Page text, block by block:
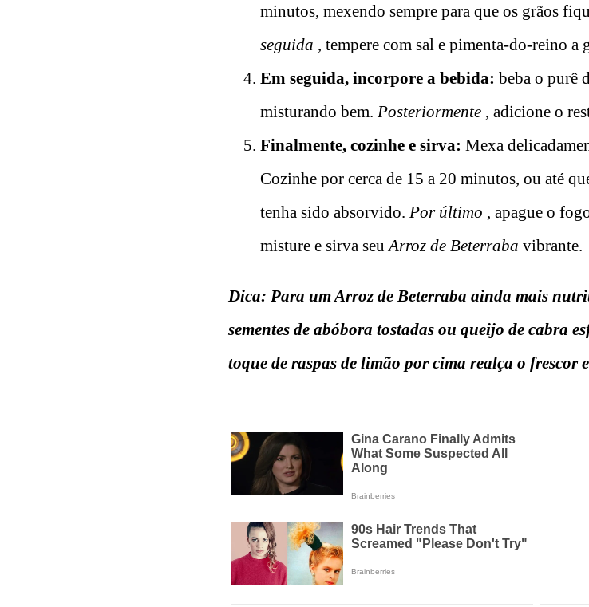
minutos, mexendo sempre para que os grãos
seguida , tempere com sal e pimenta-do-reino a
Em seguida, incorpore a bebida: beba o purê
misturando bem. Posteriormente , adicione o
Finalmente, cozinhe e sirva: Mexa
Cozinhe por cerca de 15 a 20 minutos, ou até
tenha sido absorvido. Por último , apague o
misture e sirva seu Arroz de Beterraba vibrante.
Dica: Para um Arroz de Beterraba ainda mais
sementes de abóbora tostadas ou queijo de cabra
toque de raspas de limão por cima realça o frescor